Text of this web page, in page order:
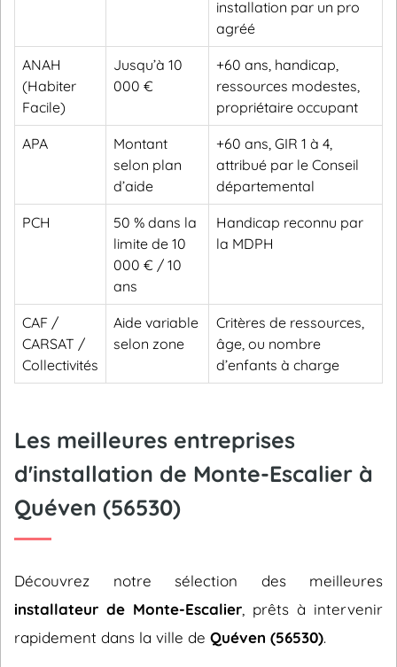
installation par un pro
agréé
ANAH
(Habiter
Facile)
Jusqu’à 10
000 €
+60 ans, handicap,
ressources modestes,
propriétaire occupant
APA
Montant
selon plan
d’aide
+60 ans, GIR 1 à 4,
attribué par le Conseil
départemental
PCH
50 % dans la
limite de 10
000 € / 10
ans
Handicap reconnu par
la MDPH
CAF /
CARSAT /
Collectivités
Aide variable
selon zone
Critères de ressources,
âge, ou nombre
d’enfants à charge
Les meilleures entreprises
d'installation de Monte-Escalier à
Quéven (56530)
Découvrez notre sélection des meilleures
installateur de Monte-Escalier , prêts à intervenir
rapidement dans la ville de Quéven (56530).